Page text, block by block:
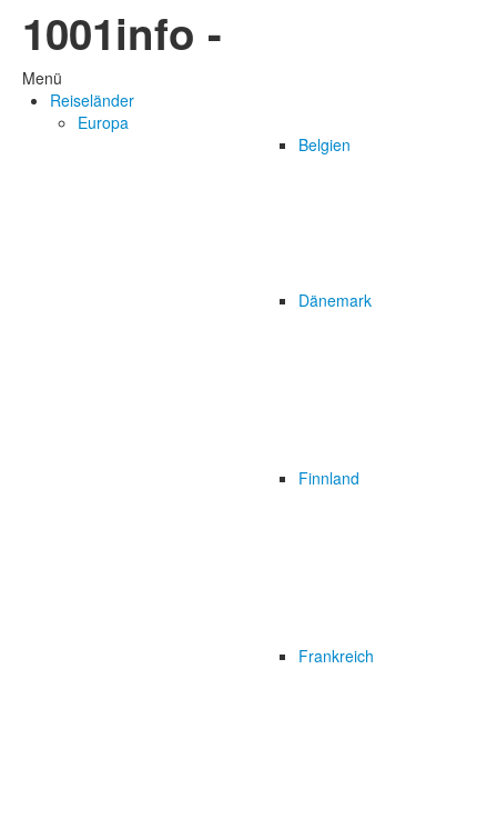
1001info -
Menü
Reiseländer
Europa
Belgien
Dänemark
Finnland
Frankreich